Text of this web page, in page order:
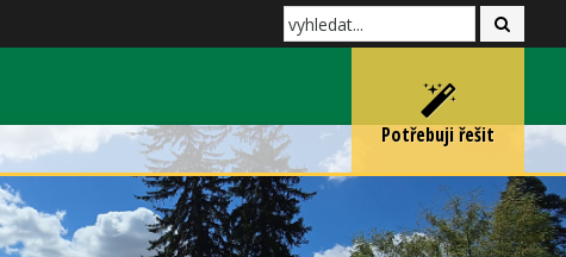
Potřebuji řešit